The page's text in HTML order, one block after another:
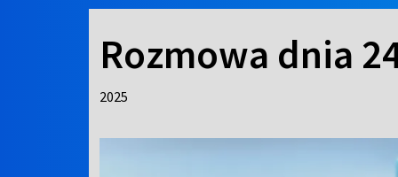
Rozmowa dnia
2025